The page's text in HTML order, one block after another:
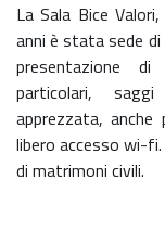
La Sala Bice
anni è stata sede
presentazione
particolari,
apprezzata,
libero accesso wi-
di matrimoni civili.